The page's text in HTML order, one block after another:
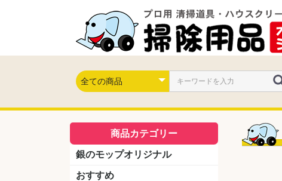
商品カテゴリー
銀のモップオリジナル
おすすめ